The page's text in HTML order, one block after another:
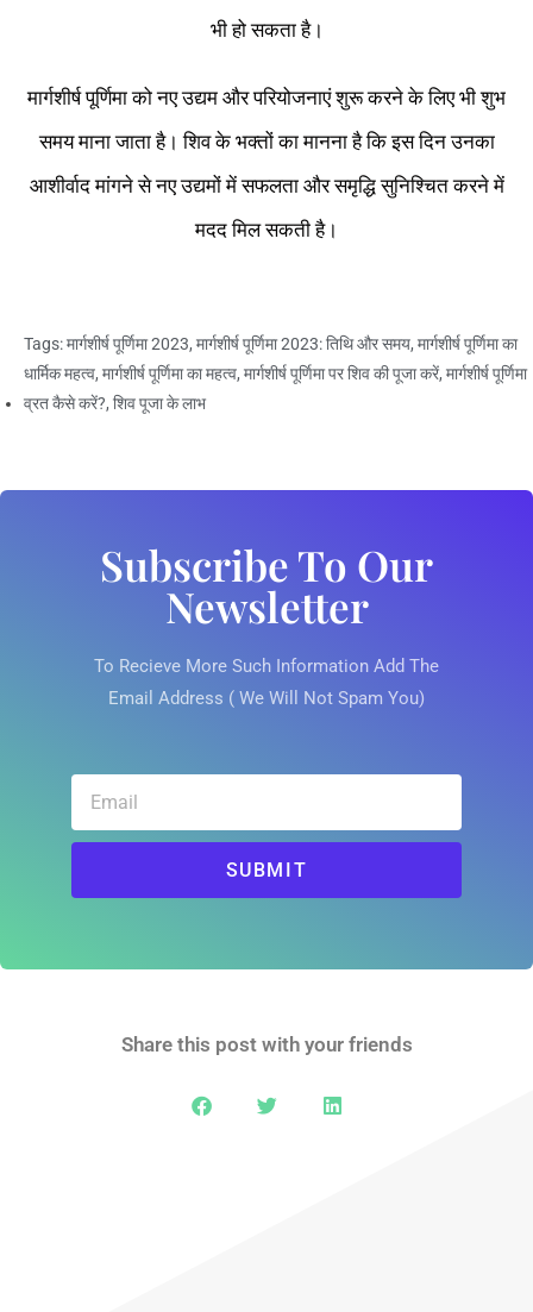
भी हो सकता है।
मार्गशीर्ष पूर्णिमा को नए उद्यम और परियोजनाएं शुरू करने के लिए भी शुभ
समय माना जाता है। शिव के भक्तों का मानना ​​है कि इस दिन उनका
आशीर्वाद मांगने से नए उद्यमों में सफलता और समृद्धि सुनिश्चित करने में
मदद मिल सकती है।
Tags:मार्गशीर्ष पूर्णिमा 2023, मार्गशीर्ष पूर्णिमा 2023: तिथि और समय, मार्गशीर्ष पूर्णिमा का
धार्मिक महत्व, मार्गशीर्ष पूर्णिमा का महत्व, मार्गशीर्ष पूर्णिमा पर शिव की पूजा करें, मार्गशीर्ष पूर्णिमा
व्रत कैसे करें?, शिव पूजा के लाभ
Subscribe To Our
Newsletter
To Recieve More Such Information Add The
Email Address ( We Will Not Spam You)
SUBMIT
Share this post with your friends